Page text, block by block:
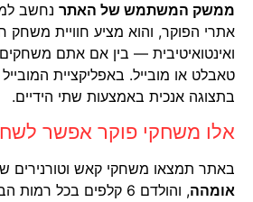
ממשק המשתמש של האתר נחשב
אתרי הפוקר, והוא מציע חוויית משחק
ואינטואיטיבית — בין אם אתם
טאבלט או מובייל. באפליקציית
בתצוגה אנכית באמצעות שתי הידיים.
אלו משחקי פוקר אפשר
באתר תמצאו משחקי קאש וטורנירים
אומהה
, והולדם 6 קלפים בכל